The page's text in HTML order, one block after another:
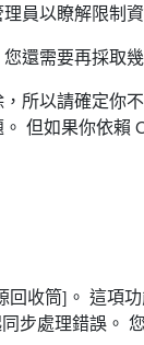
員以瞭解限制資
還需要再採取
所以請確定你
但如果你依賴
收筒]。 這項
步處理錯誤。